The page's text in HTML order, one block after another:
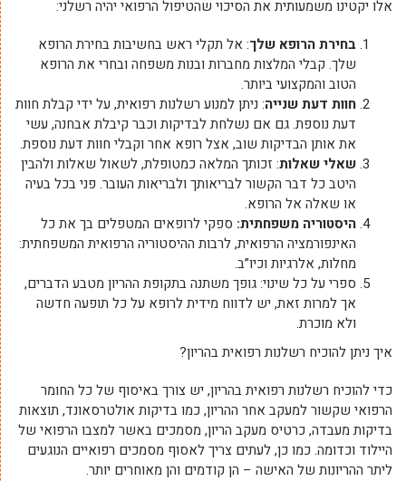
אלו יקטינו משמעותית את הסיכוי שהטיפול הרפואי יהיה רשלני:
בחירת הרופא שלך: אל תקלי ראש בחשיבות בחירת הרופא
שלך. קבלי המלצות מחברות ובנות משפחה ובחרי את הרופא
הטוב והמקצועי ביותר.
חוות דעת שנייה: ניתן למנוע רשלנות רפואית, על ידי קבלת חוות
דעת נוספת. גם אם נשלחת לבדיקות וכבר קיבלת אבחנה, עשי
את אותן הבדיקות שוב, אצל רופא אחר וקבלי חוות דעת נוספת.
שאלי שאלות: זכותך המלאה כמטופלת, לשאול שאלות ולהבין
היטב כל דבר הקשור לבריאותך ולבריאות העובר. פני בכל בעיה
או שאלה אל הרופא.
היסטוריה משפחתית: ספקי לרופאים המטפלים בך את כל
האינפורמציה הרפואית, לרבות ההיסטוריה הרפואית המשפחתית:
מחלות, אלרגיות וכיו”ב.
ספרי על כל שינוי: גופך משתנה בתקופת ההריון מטבע הדברים,
אך למרות זאת, יש לדווח מידית לרופא על כל תופעה חדשה
ולא מוכרת.
איך ניתן להוכיח רשלנות רפואית בהריון?
כדי להוכיח רשלנות רפואית בהריון, יש צורך באיסוף של כל החומר
הרפואי שקשור למעקב אחר ההריון, כמו בדיקות אולטרסאונד, תוצאות
בדיקות מעבדה, כרטיס מעקב הריון, מסמכים באשר למצבו הרפואי של
היילוד וכדומה. כמו כן, לעתים צריך לאסוף מסמכים רפואיים הנוגעים
ליתר ההריונות של האישה – הן קודמים והן מאוחרים יותר.